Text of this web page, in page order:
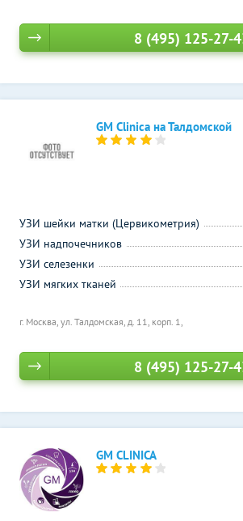
8 (495) 125-27-
GM Clinica на Талдомской
г. Москва, ул. Талдомская, д. 11, корп. 1,
УЗИ шейки матки (Цервикометрия)
УЗИ надпочечников
УЗИ селезенки
УЗИ мягких тканей
8 (495) 125-27-
GM CLINICA